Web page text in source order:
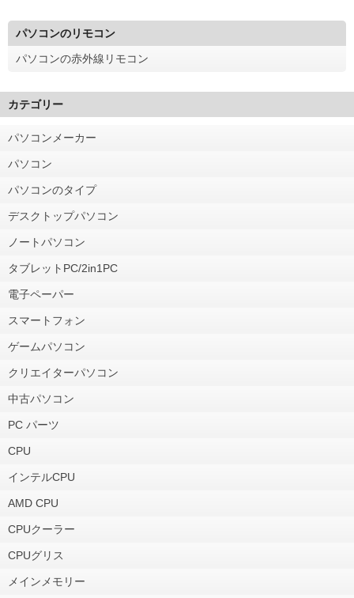
パソコンのリモコン
パソコンの赤外線リモコン
カテゴリー
パソコンメーカー
パソコン
パソコンのタイプ
デスクトップパソコン
ノートパソコン
タブレットPC/2in1PC
電子ペーパー
スマートフォン
ゲームパソコン
クリエイターパソコン
中古パソコン
PC パーツ
CPU
インテルCPU
AMD CPU
CPUクーラー
CPUグリス
メインメモリー